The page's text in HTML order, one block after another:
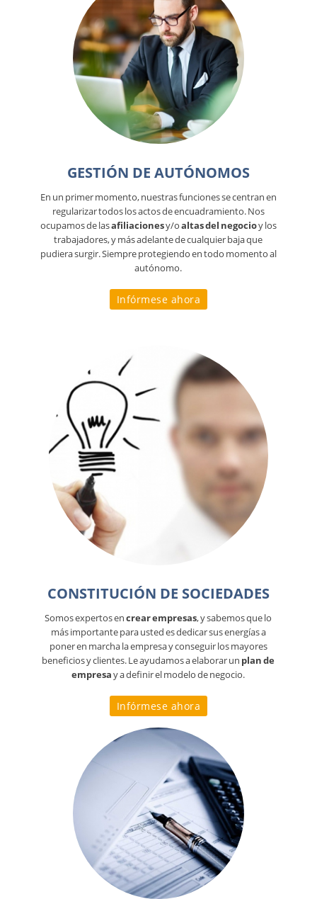
GESTIÓN DE AUTÓNOMOS
En un primer momento, nuestras funciones se centran en
regularizar todos los actos de encuadramiento. Nos
ocupamos de lasafiliacionesy/oaltas del negocioy los
trabajadores, y más adelante de cualquier baja que
pudiera surgir. Siempre protegiendo en todo momento al
autónomo.
Infórmese ahora
CONSTITUCIÓN DE SOCIEDADES
Somos expertos encrear empresas, y sabemos que lo
más importante para usted es dedicar sus energías a
poner en marcha la empresa y conseguir los mayores
beneficios y clientes. Le ayudamos a elaborar un plan de
empresay a definir el modelo de negocio.
Infórmese ahora